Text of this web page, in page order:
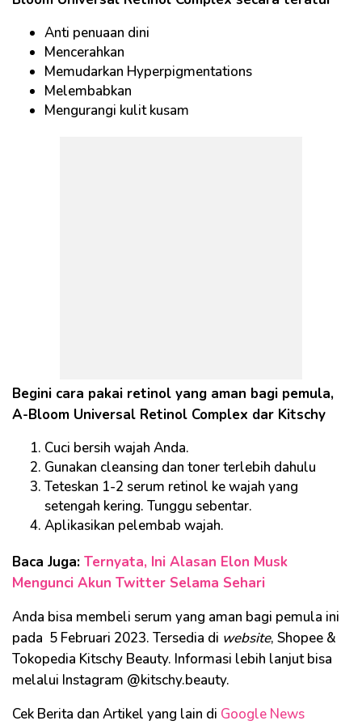
Anti penuaan dini
Mencerahkan
Memudarkan Hyperpigmentations
Melembabkan
Mengurangi kulit kusam
Begini cara pakai retinol yang aman bagi pemula,
A-Bloom Universal Retinol Complex dar Kitschy
Cuci bersih wajah Anda.
Gunakan cleansing dan toner terlebih dahulu
Teteskan 1-2 serum retinol ke wajah yang
setengah kering. Tunggu sebentar.
Aplikasikan pelembab wajah.
Baca Juga: Ternyata, Ini Alasan Elon Musk
Mengunci Akun Twitter Selama Sehari
Anda bisa membeli serum yang aman bagi pemula ini
pada 5 Februari 2023. Tersedia di website, Shopee &
Tokopedia Kitschy Beauty. Informasi lebih lanjut bisa
melalui Instagram @kitschy.beauty.
Cek Berita dan Artikel yang lain di Google News